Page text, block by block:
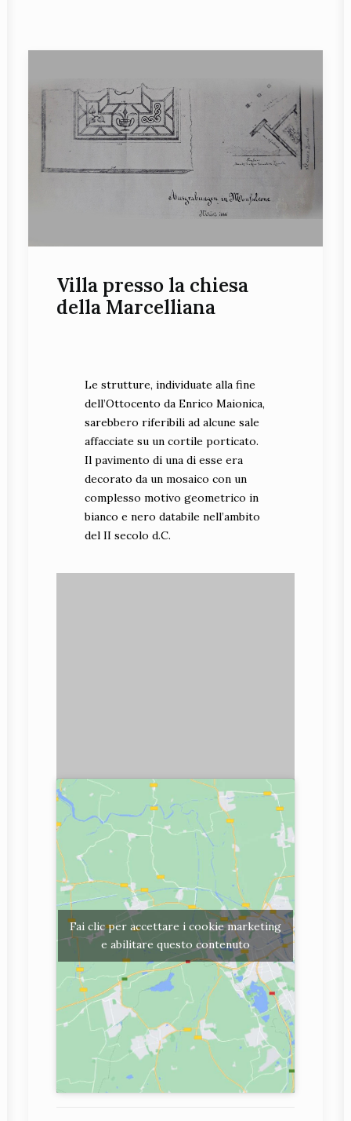
Villa presso la chiesa
della Marcelliana
Le strutture, individuate alla fine
dell’Ottocento da Enrico Maionica,
sarebbero riferibili ad alcune sale
affacciate su un cortile porticato.
Il pavimento di una di esse era
decorato da un mosaico con un
complesso motivo geometrico in
bianco e nero databile nell’ambito
del II secolo d.C.
Fai clic per accettare i cookie marketing
e abilitare questo contenuto